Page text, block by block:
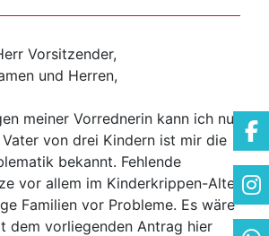
Vorsitzender,
und Herren,
meiner Vorrednerin kann ich nur
von drei Kindern ist mir die
bekannt. Fehlende
vor allem im Kinderkrippen-Alter
Familien vor Probleme. Es wäre
dem vorliegenden Antrag hier